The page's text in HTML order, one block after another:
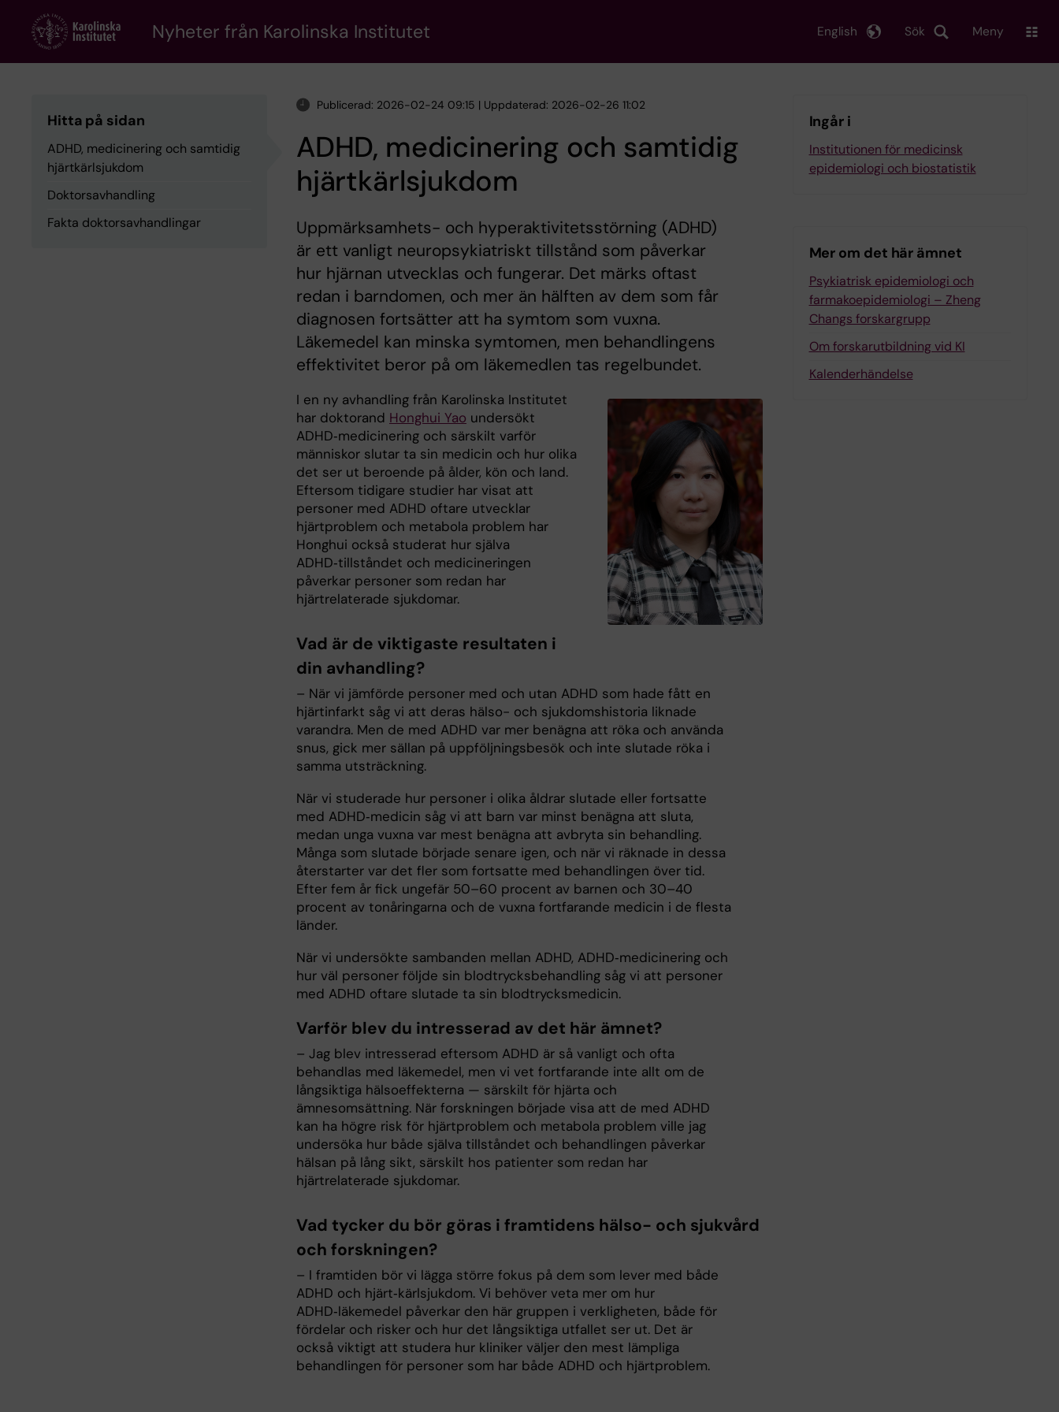
content
Nyheter från Karolinska Institutet Sök
English Meny
Hitta på sidan
ADHD, medicinering och samtidig
hjärtkärlsjukdom
Doktorsavhandling
Fakta doktorsavhandlingar
Publicerad: 2026-02-24 09:15 | Uppdaterad: 2026-02-26 11:02
ADHD, medicinering och samtidig
hjärtkärlsjukdom
Uppmärksamhets- och hyperaktivitetsstörning (ADHD)
är ett vanligt neuropsykiatriskt tillstånd som påverkar
hur hjärnan utvecklas och fungerar. Det märks oftast
redan i barndomen, och mer än hälften av dem som får
diagnosen fortsätter att ha symtom som vuxna.
Läkemedel kan minska symtomen, men behandlingens
effektivitet beror på om läkemedlen tas regelbundet.
I en ny avhandling från Karolinska Institutet
har doktorand Honghui Yao undersökt
ADHD‑medicinering och särskilt varför
människor slutar ta sin medicin och hur olika
det ser ut beroende på ålder, kön och land.
Eftersom tidigare studier har visat att
personer med ADHD oftare utvecklar
hjärtproblem och metabola problem har
Honghui också studerat hur själva
ADHD‑tillståndet och medicineringen
påverkar personer som redan har
hjärtrelaterade sjukdomar.
Vad är de viktigaste resultaten i
din avhandling?
– När vi jämförde personer med och utan ADHD som hade fått en
hjärtinfarkt såg vi att deras hälso- och sjukdomshistoria liknade
varandra. Men de med ADHD var mer benägna att röka och använda
snus, gick mer sällan på uppföljningsbesök och inte slutade röka i
samma utsträckning.
När vi studerade hur personer i olika åldrar slutade eller fortsatte
med ADHD‑medicin såg vi att barn var minst benägna att sluta,
medan unga vuxna var mest benägna att avbryta sin behandling.
Många som slutade började senare igen, och när vi räknade in dessa
återstarter var det fler som fortsatte med behandlingen över tid.
Efter fem år fick ungefär 50–60 procent av barnen och 30–40
procent av tonåringarna och de vuxna fortfarande medicin i de flesta
länder.
När vi undersökte sambanden mellan ADHD, ADHD‑medicinering och
hur väl personer följde sin blodtrycksbehandling såg vi att personer
med ADHD oftare slutade ta sin blodtrycksmedicin.
Varför blev du intresserad av det här ämnet?
– Jag blev intresserad eftersom ADHD är så vanligt och ofta
behandlas med läkemedel, men vi vet fortfarande inte allt om de
långsiktiga hälsoeffekterna — särskilt för hjärta och
ämnesomsättning. När forskningen började visa att de med ADHD
kan ha högre risk för hjärtproblem och metabola problem ville jag
undersöka hur både själva tillståndet och behandlingen påverkar
hälsan på lång sikt, särskilt hos patienter som redan har
hjärtrelaterade sjukdomar.
Vad tycker du bör göras i framtidens hälso- och sjukvård
och forskningen?
– I framtiden bör vi lägga större fokus på dem som lever med både
ADHD och hjärt‑kärlsjukdom. Vi behöver veta mer om hur
ADHD‑läkemedel påverkar den här gruppen i verkligheten, både för
fördelar och risker och hur det långsiktiga utfallet ser ut. Det är
också viktigt att studera hur kliniker väljer den mest lämpliga
behandlingen för personer som har både ADHD och hjärtproblem.
Ingår i
Institutionen för medicinsk
epidemiologi och biostatistik
Mer om det här ämnet
Psykiatrisk epidemiologi och
farmakoepidemiologi – Zheng
Changs forskargrupp
Om forskarutbildning vid KI
Kalenderhändelse